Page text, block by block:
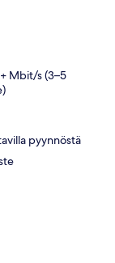
Mbit/s (3–5
pyynnöstä